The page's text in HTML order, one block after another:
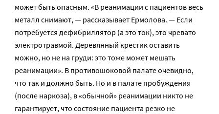
может быть опасным. «В реанимации с пациентов весь
металл снимают, — рассказывает Ермолова. — Если
потребуется дефибриллятор (а это ток), это чревато
электротравмой. Деревянный крестик оставить
можно, но не на груди: это тоже может мешать
реанимации». В противошоковой палате очевидно,
что так и должно быть. Но и в палате пробуждения
(после наркоза), в «обычной» реанимации никто не
гарантирует, что состояние пациента резко не